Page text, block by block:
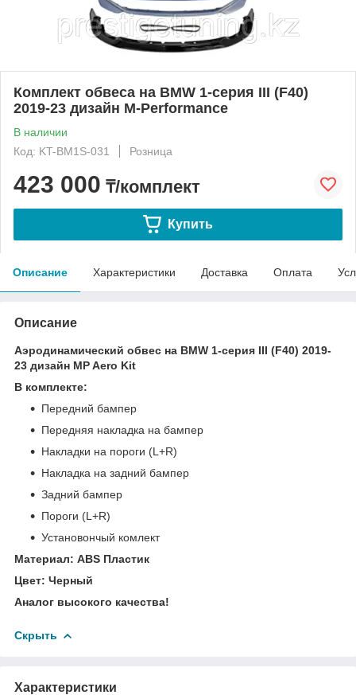
Комплект обвеса на BMW 1-серия III (F40)
2019-23 дизайн M-Performance
В наличии
Код: KT-BM1S-031
Розница
423 000 ₸/комплект
Купить
Описание Характеристики Доставка Оплата
Описание
Аэродинамический обвес на BMW 1-серия III (F40) 2019-
23 дизайн MP Aero Kit
В комплекте:
Передний бампер
Передняя накладка на бампер
Накладки на пороги (L+R)
Накладка на задний бампер
Задний бампер
Пороги (L+R)
Установончый комлект
Материал: ABS Пластик
Цвет: Черный
Аналог высокого качества!
Скрыть
Характеристики